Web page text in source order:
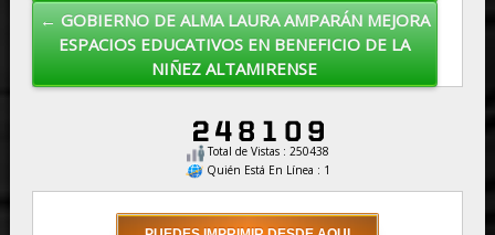
← GOBIERNO DE ALMA LAURA AMPARÁN MEJORA
ESPACIOS EDUCATIVOS EN BENEFICIO DE LA
NIÑEZ ALTAMIRENSE
Total de Vistas : 250438
Quién Está En Línea : 1